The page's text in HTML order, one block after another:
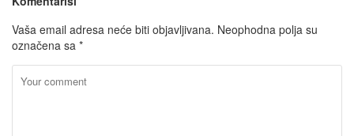
Vaša email adresa neće biti objavljivana. Neophodna polja su
označena sa *